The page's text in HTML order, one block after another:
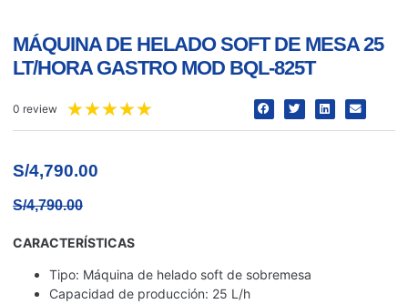
MÁQUINA DE HELADO SOFT DE MESA 25
LT/HORA GASTRO MOD BQL-825T
0 review ★★★★★
S/4,790.00
S/4,790.00
CARACTERÍSTICAS
Tipo: Máquina de helado soft de sobremesa
Capacidad de producción: 25 L/h